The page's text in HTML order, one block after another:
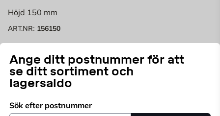
Ange ditt postnummer för att
se ditt sortiment och
lagersaldo
Sök efter postnummer
Höjd 150 mm
ART.NR: 156150
Välj butik för att se lagerstatus